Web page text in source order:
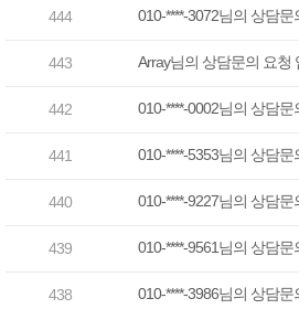
444 010-****-3072님의 상담문
443 Array님의 상담문의 요청
442 010-****-0002님의 상담문
441 010-****-5353님의 상담문
440 010-****-9227님의 상담문
439 010-****-9561님의 상담문
438 010-****-3986님의 상담문